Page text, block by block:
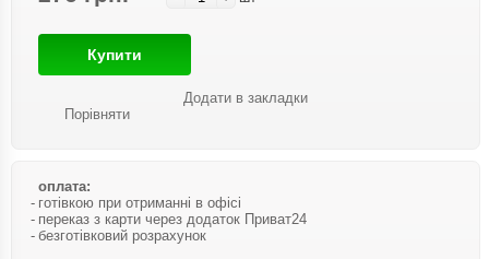
Купити
Порівняти
Додати в закладки
оплата:
готівкою при отриманні в офісі
переказ з карти через додаток Приват24
безготівковий розрахунок